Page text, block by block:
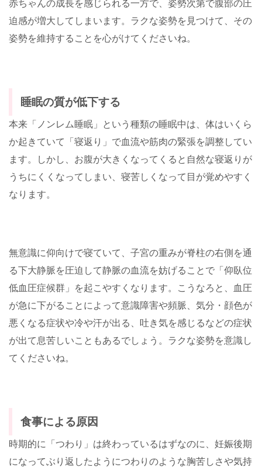
赤ちゃんの成長を感じられる一方で、姿勢次第で腹部の圧
迫感が増大してしまいます。ラクな姿勢を見つけて、その
姿勢を維持することを心がけてくださいね。
睡眠の質が低下する
本来「ノンレム睡眠」という種類の睡眠中は、体はいくら
か起きていて「寝返り」で血流や筋肉の緊張を調整してい
ます。しかし、お腹が大きくなってくると自然な寝返りが
うちにくくなってしまい、寝苦しくなって目が覚めやすく
なります。
無意識に仰向けで寝ていて、子宮の重みが脊柱の右側を通
る下大静脈を圧迫して静脈の血流を妨げることで「仰臥位
低血圧症候群」を起こやすくなります。こうなろと、血圧
が急に下がることによって意識障害や頻脈、気分・顔色が
悪くなる症状や冷や汗が出る、吐き気を感じるなどの症状
が出て息苦しいこともあるでしょう。ラクな姿勢を意識し
てくださいね。
食事による原因
時期的に「つわり」は終わっているはずなのに、妊娠後期
になってぶり返したようにつわりのような胸苦しさや気持